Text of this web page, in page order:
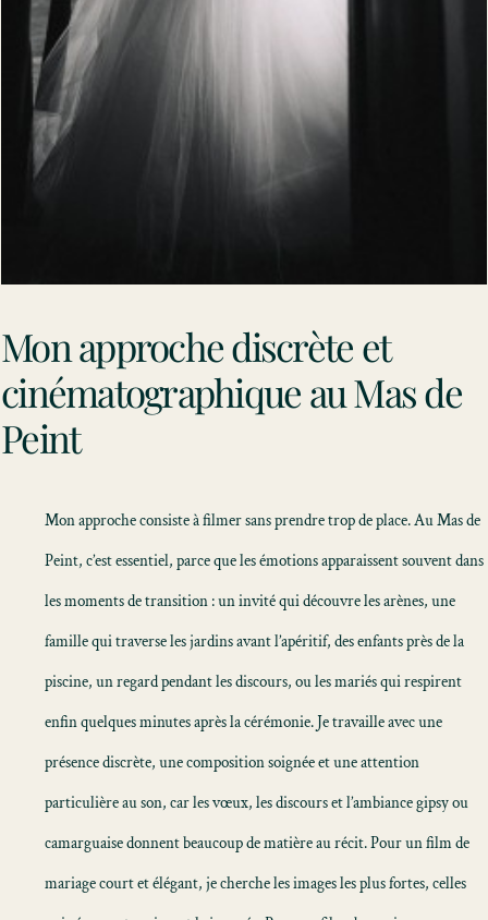
Mon approche discrète et
cinématographique au Mas de
Peint
Mon approche consiste à filmer sans prendre trop de place. Au Mas de
Peint, c’est essentiel, parce que les émotions apparaissent souvent dans
les moments de transition : un invité qui découvre les arènes, une
famille qui traverse les jardins avant l’apéritif, des enfants près de la
piscine, un regard pendant les discours, ou les mariés qui respirent
enfin quelques minutes après la cérémonie. Je travaille avec une
présence discrète, une composition soignée et une attention
particulière au son, car les vœux, les discours et l’ambiance gipsy ou
camarguaise donnent beaucoup de matière au récit. Pour unfilm de
mariagecourt et élégant, je cherche les images les plus fortes, celles